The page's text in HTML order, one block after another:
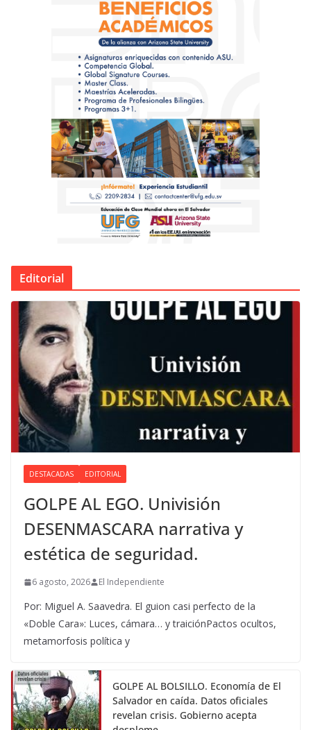
Editorial
DESTACADAS EDITORIAL
GOLPE AL EGO. Univisión
DESENMASCARA narrativa y
estética de seguridad.
6 agosto, 2026 El Independiente
Por: Miguel A. Saavedra. El guion casi perfecto de la
«Doble Cara»: Luces, cámara… y traiciónPactos ocultos,
metamorfosis política y
GOLPE AL BOLSILLO. Economía de El
Salvador en caída. Datos oficiales
revelan crisis. Gobierno acepta